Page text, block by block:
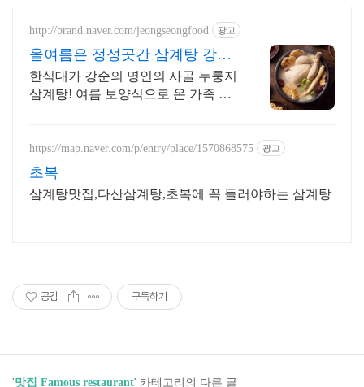
http://brand.naver.com/jeongseongfood 광고
올여름은 정성곳간 삼계탕 강순
의 명인 레시피
한식대가 강순의 명인의 사골 누룽지
삼계탕! 여름 보양식으로 온 가족 몸
https://map.naver.com/p/entry/place/1570868575 광고
초복
삼계탕맛집,다산삼계탕,초복에 꼭 들러야하는 삼계탕
공감 구독하기
'맛집 Famous restaurant' 카테고리의 다른 글